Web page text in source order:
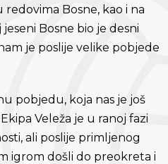
Bosne, kao i na
Bosne bio je desni
je poslije velike pobjede
pobjedu, koja nas je još
Veleža je u ranoj fazi
ali poslije primljenog
igrom došli do preokreta i